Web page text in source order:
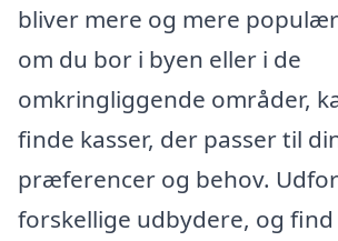
bliver mere og mere
om du bor i byen eller i de
omkringliggende områder,
finde kasser, der passer til
præferencer og behov.
forskellige udbydere, og